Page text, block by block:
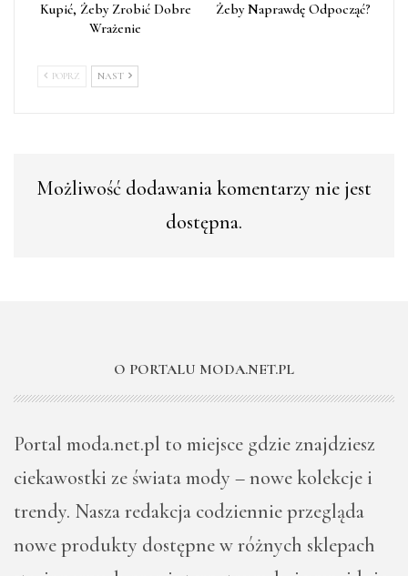
Kupić, Żeby Zrobić Dobre
Wrażenie
Żeby Naprawdę Odpocząć?
POPRZ NAST
Możliwość dodawania komentarzy nie jest
dostępna.
O PORTALU MODA.NET.PL
Portal moda.net.pl to miejsce gdzie znajdziesz
ciekawostki ze świata mody – nowe kolekcje i
trendy. Nasza redakcja codziennie przegląda
nowe produkty dostępne w różnych sklepach